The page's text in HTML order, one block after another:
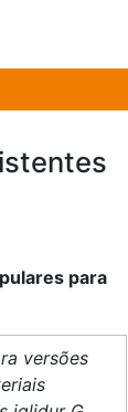
para
versões